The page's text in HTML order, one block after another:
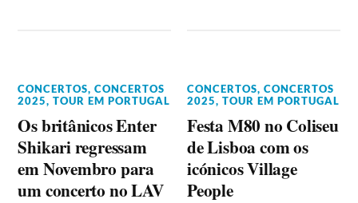
CONCERTOS,CONCERTOS
2025,TOUR EM PORTUGAL
Os britânicos Enter
Shikari regressam
em Novembro para
um concerto no LAV
CONCERTOS,CONCERTOS
2025,TOUR EM PORTUGAL
Festa M80 no Coliseu
de Lisboa com os
icónicos Village
People